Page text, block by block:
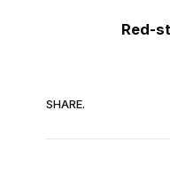
Red-
SHARE.